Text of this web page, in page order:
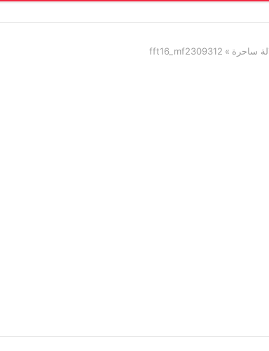
ساحرة »
fft16_mf2309312